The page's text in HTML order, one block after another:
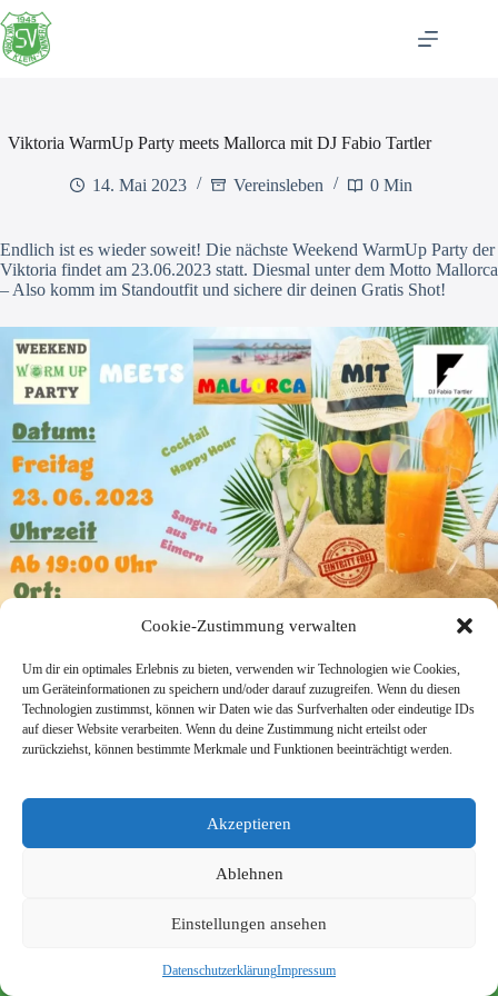
Cookie-Zustimmung verwalten
Um dir ein optimales Erlebnis zu bieten, verwenden wir Technologien wie Cookies,
um Geräteinformationen zu speichern und/oder darauf zuzugreifen. Wenn du diesen
Technologien zustimmst, können wir Daten wie das Surfverhalten oder eindeutige IDs
auf dieser Website verarbeiten. Wenn du deine Zustimmung nicht erteilst oder
zurückziehst, können bestimmte Merkmale und Funktionen beeinträchtigt werden.
Akzeptieren
Ablehnen
Einstellungen ansehen
DatenschutzerklärungImpressum
Zum
Inhalt
springen
Viktoria WarmUp Party meets Mallorca mit DJ Fabio Tartler
14. Mai 2023 Vereinsleben 0 Min
Endlich ist es wieder soweit! Die nächste Weekend WarmUp Party der
Viktoria findet am 23.06.2023 statt. Diesmal unter dem Motto Mallorca
– Also komm im Standoutfit und sichere dir deinen Gratis Shot!
SV Viktoria Klein-Zimmern 1945 e.V.
Impressum
© 2026 SV Viktoria Klein-Zimmern 1945 e.V. - Realisierung